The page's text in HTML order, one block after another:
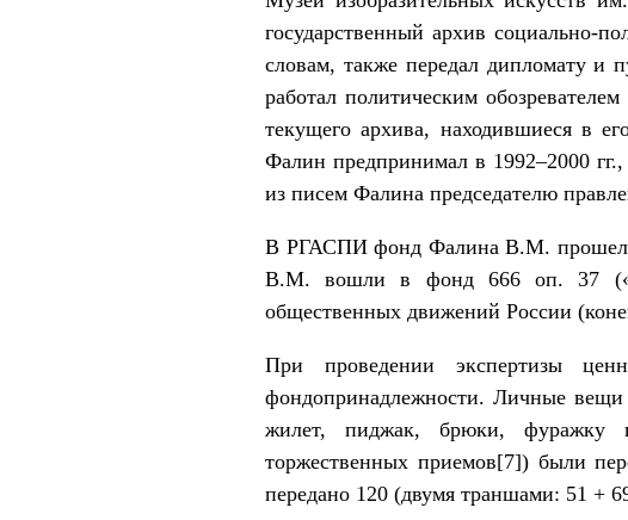
государственный архив социально-
словам, также передал дипломату и
работал политическим
текущего архива, находившиеся в
Фалин предпринимал в 1992–2000
из писем Фалина председателю
В РГАСПИ фонд Фалина В.М. прошел
В.М. вошли в фонд 666 оп. 37
общественных движений России
При проведении экспертизы
фондопринадлежности. Личные вещи
жилет, пиджак, брюки, фуражку
торжественных приемов[7]) были
передано 120 (двумя траншами: 51 +